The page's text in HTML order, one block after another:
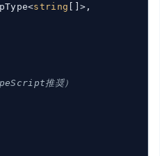
string []>,
推奨）